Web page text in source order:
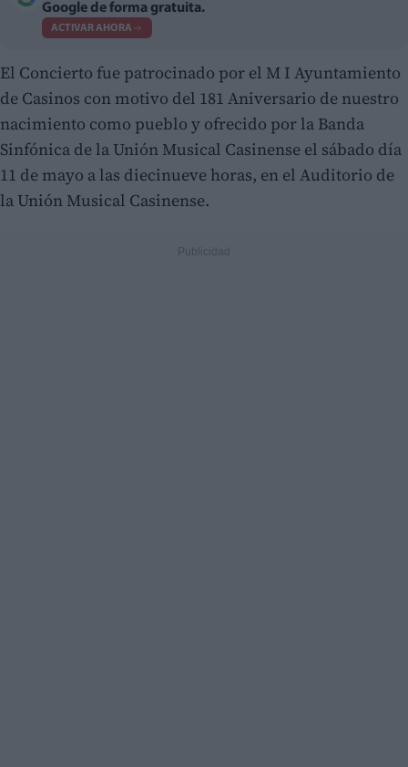
Google de forma gratuita.
ACTIVAR AHORA
El Concierto fue patrocinado por el M I Ayuntamiento
de Casinos con motivo del 181 Aniversario de nuestro
nacimiento como pueblo y ofrecido por la Banda
Sinfónica de la Unión Musical Casinense el sábado día
11 de mayo a las diecinueve horas, en el Auditorio de
la Unión Musical Casinense.